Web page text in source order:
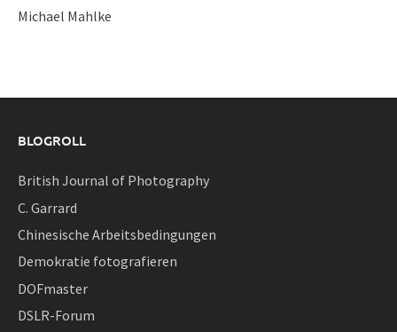
Michael Mahlke
BLOGROLL
British Journal of Photography
C. Garrard
Chinesische Arbeitsbedingungen
Demokratie fotografieren
DOFmaster
DSLR-Forum